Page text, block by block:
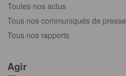
Toutes nos actus
Tous nos communiqués de presse
Tous nos rapports
Agir